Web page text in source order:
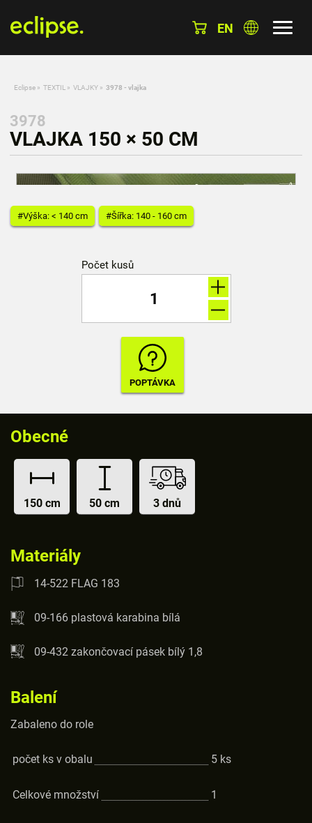
EN
Eclipse » TEXTIL » VLAJKY » 3978 - vlajka
3978
VLAJKA 150 × 50 CM
#Výška: < 140 cm #Šířka: 140 - 160 cm
Počet kusů
Obecné
150 cm 50 cm 3 dnů
Materiály
14-522 FLAG 183
09-166 plastová karabina bílá
09-432 zakončovací pásek bílý 1,8
Balení
Zabaleno do role
počet ks v obalu 5 ks
Celkové množství 1